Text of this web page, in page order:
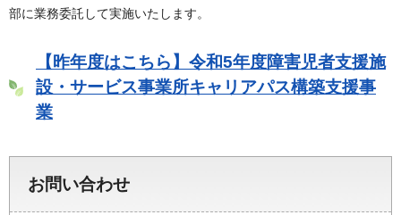
部に業務委託して実施いたします。
【昨年度はこちら】令和5年度障害児者支援施
設・サービス事業所キャリアパス構築支援事
業
お問い合わせ